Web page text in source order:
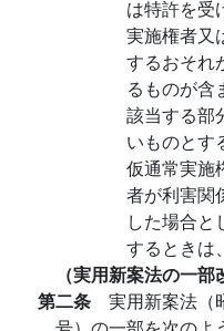
は特許を受
実施権者又
するおそれ
るものが含
該当する部
いものとす
仮通常実施
者が利害関
した場合と
するときは
（実用新案法の一部
第二条 実用新案法（